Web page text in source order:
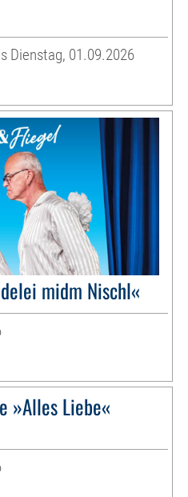
Dienstag, 01.09.2026
midm Nischl«
»Alles Liebe«